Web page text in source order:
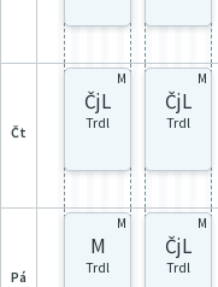
čt
M
ČjL
Trdl
M
ČjL
Trdl
pá
M
M
Trdl
M
ČjL
Trdl